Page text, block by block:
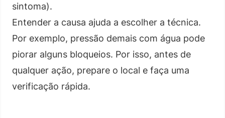
sintoma).
Entender a causa ajuda a escolher a técnica.
Por exemplo, pressão demais com água pode
piorar alguns bloqueios. Por isso, antes de
qualquer ação, prepare o local e faça uma
verificação rápida.